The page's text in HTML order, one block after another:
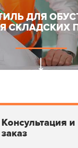
ДЛЯ
СКЛАДСКИХ
Консультация и
заказ